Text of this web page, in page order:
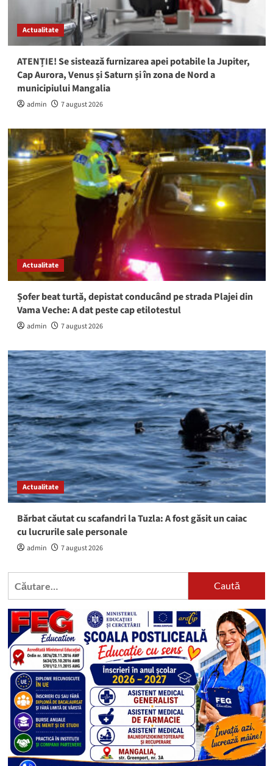
Actualitate
ATENȚIE! Se sistează furnizarea apei potabile la Jupiter,
Cap Aurora, Venus și Saturn și în zona de Nord a
municipiului Mangalia
admin 7 august 2026
Actualitate
Șofer beat turtă, depistat conducând pe strada Plajei din
Vama Veche: A dat peste cap etilotestul
admin 7 august 2026
Actualitate
Bărbat căutat cu scafandri la Tuzla: A fost găsit un caiac
cu lucrurile sale personale
admin 7 august 2026
Caută